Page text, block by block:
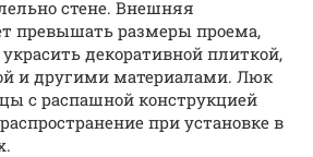
стене. Внешняя
превышать размеры проема,
декоративной плиткой,
и другими материалами. Люк
с распашной конструкцией
при установке в